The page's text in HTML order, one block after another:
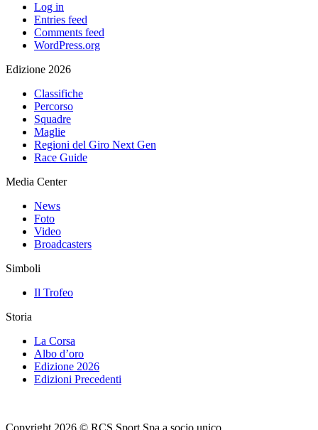
Log in
Entries feed
Comments feed
WordPress.org
Edizione 2026
Classifiche
Percorso
Squadre
Maglie
Regioni del Giro Next Gen
Race Guide
Media Center
News
Foto
Video
Broadcasters
Simboli
Il Trofeo
Storia
La Corsa
Albo d’oro
Edizione 2026
Edizioni Precedenti